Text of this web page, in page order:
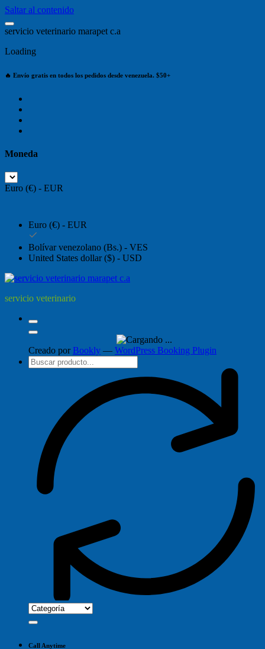
Saltar al contenido
servicio veterinario marapet c.a
Loading
🔥 Envío gratis en todos los pedidos desde venezuela. $50+
Moneda
Euro (€) - EUR
Euro (€) - EUR
Bolívar venezolano (Bs.) - VES
United States dollar ($) - USD
servicio veterinario
Creado por Bookly — WordPress Booking Plugin
Call Anytime